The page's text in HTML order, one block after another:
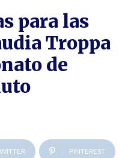
para las
Troppa
de
PINTEREST